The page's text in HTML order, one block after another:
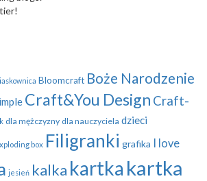
Bloomcraft Boże Narodzenie
Craft&You Design Craft-
dla mężczyzny dla nauczyciela dzieci
box Filigranki grafika I love
jesień kalka kartka kartka